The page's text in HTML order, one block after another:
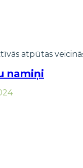
atpūtas
namiņi